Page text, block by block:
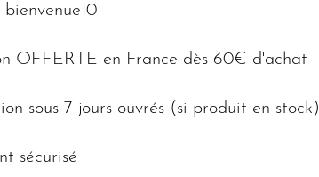
OFFERTE en France dès 60€ d'achat
sous 7 jours ouvrés (si produit en stock)
sécurisé